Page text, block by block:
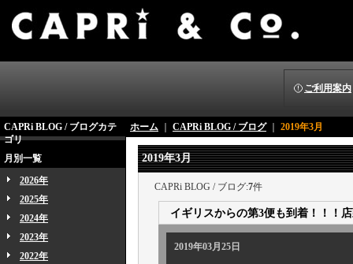
ご利用案内
CAPRi BLOG / ブログカテ
ゴリ
月別一覧
2026年
2025年
2024年
2023年
2022年
ホーム CAPRi BLOG / ブログ｜ 2019年3月
2019年3月
CAPRi BLOG / ブログ:7件
イギリスからの第3便も到着！！！
2019年03月25日